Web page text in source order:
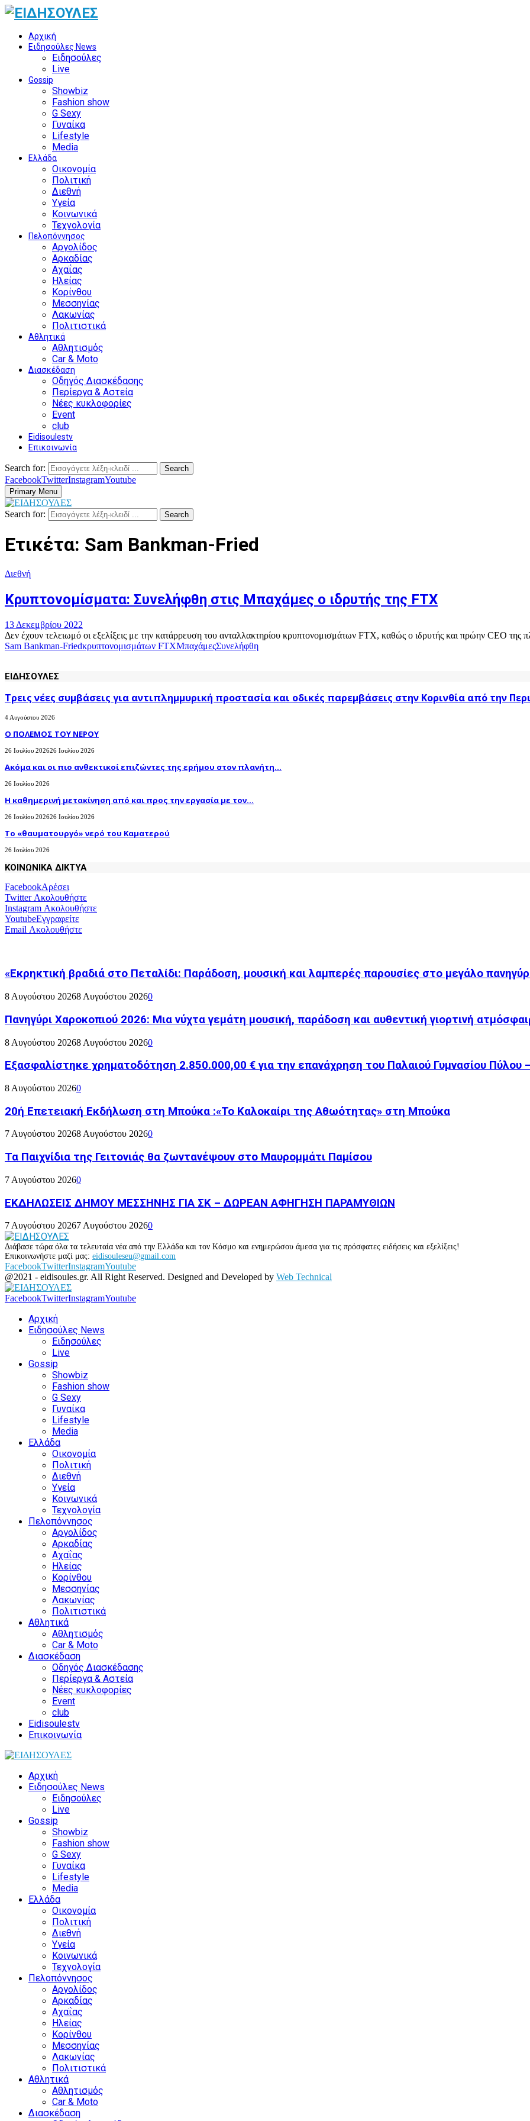
Αρχική
Ειδησούλες News
Ειδησούλες
Live
Gossip
Showbiz
Fashion show
G Sexy
Γυναίκα
Lifestyle
Media
Ελλάδα
Οικονομία
Πολιτική
Διεθνή
Υγεία
Κοινωνικά
Τεχνολογία
Πελοπόννησος
Αργολίδος
Αρκαδίας
Αχαΐας
Ηλείας
Κορίνθου
Μεσσηνίας
Λακωνίας
Πολιτιστικά
Αθλητικά
Αθλητισμός
Car & Moto
Διασκέδαση
Οδηγός Διασκέδασης
Περίεργα & Αστεία
Νέες κυκλοφορίες
Event
club
Eidisoulestv
Επικοινωνία
Search for: Search
FacebookTwitterInstagramYoutube
Primary Menu
Search for: Search
Ετικέτα: Sam Bankman-Fried
Διεθνή
Kρυπτονομίσματα: Συνελήφθη στις Μπαχάμες ο ιδρυτής της FTX
13 Δεκεμβρίου 2022
Δεν έχουν τελειωμό οι εξελίξεις με την κατάρρευση του ανταλλακτηρίου κρυπτονομισμάτων FTX, καθώς ο ιδρυτής και πρώην CEO
Sam Bankman-Friedκρυπτονομισμάτων FTXΜπαχάμεςΣυνελήφθη
ΕΙΔΗΣΟΥΛΕΣ
Τρεις νέες συμβάσεις για αντιπλημμυρική προστασία και οδικές παρεμβάσεις στην Κορινθία από την
4 Αυγούστου 2026
Ο ΠΟΛΕΜΟΣ ΤΟΥ ΝΕΡΟΥ
26 Ιουλίου 202626 Ιουλίου 2026
Ακόμα και οι πιο ανθεκτικοί επιζώντες της ερήμου στον πλανήτη...
26 Ιουλίου 2026
H καθημερινή μετακίνηση από και προς την εργασία με τον...
26 Ιουλίου 202626 Ιουλίου 2026
Το «θαυματουργό» νερό του Καματερού
26 Ιουλίου 2026
ΚΟΙΝΩΝΙΚΑ ΔΙΚΤΥΑ
FacebookΑρέσει
TwitterΑκολουθήστε
Instagram Ακολουθήστε
YoutubeΕγγραφείτε
Email Ακολουθήστε
«Εκρηκτική βραδιά στο Πεταλίδι: Παράδοση, μουσική και λαμπερές παρουσίες στο μεγάλο
8 Αυγούστου 20268 Αυγούστου 20260
Πανηγύρι Χαροκοπιού 2026: Μια νύχτα γεμάτη μουσική, παράδοση και αυθεντική γιορτινή
8 Αυγούστου 20268 Αυγούστου 20260
Εξασφαλίστηκε χρηματοδότηση 2.850.000,00 € για την επανάχρηση του Παλαιού Γυμνασίου Πύλου
8 Αυγούστου 20260
20ή Επετειακή Εκδήλωση στη Μπούκα :«Το Καλοκαίρι της Αθωότητας» στη Μπούκα
7 Αυγούστου 20268 Αυγούστου 20260
Τα Παιχνίδια της Γειτονιάς θα ζωντανέψουν στο Μαυρομμάτι Παμίσου
7 Αυγούστου 20260
ΕΚΔΗΛΩΣΕΙΣ ΔΗΜΟΥ ΜΕΣΣΗΝΗΣ ΓΙΑ ΣΚ – ΔΩΡΕΑΝ ΑΦΗΓΗΣΗ ΠΑΡΑΜΥΘΙΩΝ
7 Αυγούστου 20267 Αυγούστου 20260
Διάβασε τώρα όλα τα τελευταία νέα από την Ελλάδα και τον Κόσμο και ενημερώσου άμεσα για τις πρόσφατες ειδήσεις και εξελίξεις!
Επικοινωνήστε μαζί μας: eidisouleseu@gmail.com
FacebookTwitterInstagramYoutube
@2021 - eidisoules.gr. All Right Reserved. Designed and Developed by Web Technical
FacebookTwitterInstagramYoutube
Αρχική
Ειδησούλες News
Ειδησούλες
Live
Gossip
Showbiz
Fashion show
G Sexy
Γυναίκα
Lifestyle
Media
Ελλάδα
Οικονομία
Πολιτική
Διεθνή
Υγεία
Κοινωνικά
Τεχνολογία
Πελοπόννησος
Αργολίδος
Αρκαδίας
Αχαΐας
Ηλείας
Κορίνθου
Μεσσηνίας
Λακωνίας
Πολιτιστικά
Αθλητικά
Αθλητισμός
Car & Moto
Διασκέδαση
Οδηγός Διασκέδασης
Περίεργα & Αστεία
Νέες κυκλοφορίες
Event
club
Eidisoulestv
Επικοινωνία
Αρχική
Ειδησούλες News
Ειδησούλες
Live
Gossip
Showbiz
Fashion show
G Sexy
Γυναίκα
Lifestyle
Media
Ελλάδα
Οικονομία
Πολιτική
Διεθνή
Υγεία
Κοινωνικά
Τεχνολογία
Πελοπόννησος
Αργολίδος
Αρκαδίας
Αχαΐας
Ηλείας
Κορίνθου
Μεσσηνίας
Λακωνίας
Πολιτιστικά
Αθλητικά
Αθλητισμός
Car & Moto
Διασκέδαση